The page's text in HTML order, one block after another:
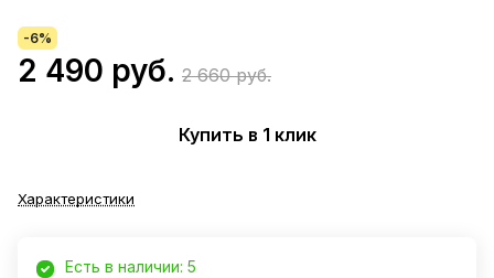
-6%
2 490 руб. 2 660 руб.
Купить в 1 клик
Характеристики
Есть в наличии: 5